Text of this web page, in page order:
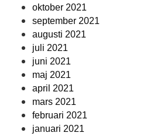
oktober 2021
september 2021
augusti 2021
juli 2021
juni 2021
maj 2021
april 2021
mars 2021
februari 2021
januari 2021